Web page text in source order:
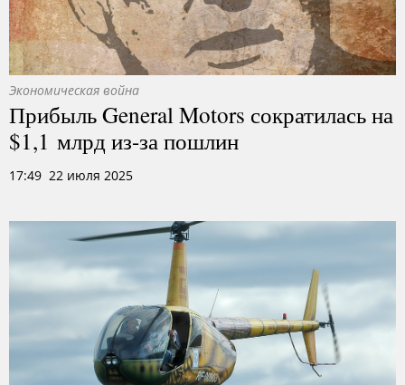
Экономическая война
Прибыль General Motors сократилась на
$1,1 млрд из-за пошлин
17:49 22 июля 2025